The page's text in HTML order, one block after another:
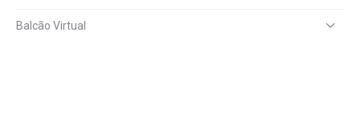
Balcão Virtual